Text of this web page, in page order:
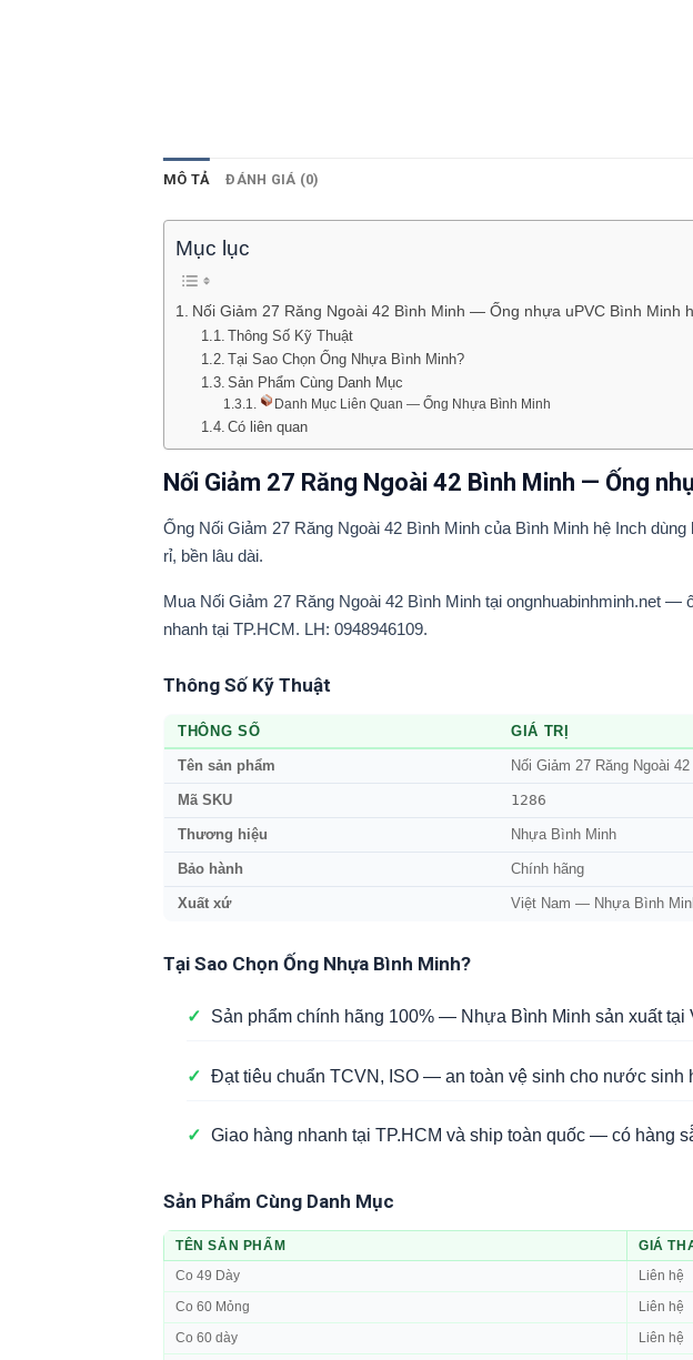
MÔ TẢ ĐÁNH GIÁ (0)
Mục lục
Nối Giảm 27 Răng Ngoài 42 Bình Minh — Ống nhựa uPVC Bình Minh
Thông Số Kỹ Thuật
Tại Sao Chọn Ống Nhựa Bình Minh?
Sản Phẩm Cùng Danh Mục
Danh Mục Liên Quan — Ống Nhựa Bình Minh
Có liên quan
Nối Giảm 27 Răng Ngoài 42 Bình Minh — Ống
Ống Nối Giảm 27 Răng Ngoài 42 Bình Minh của Bình Minh hệ Inch
rỉ, bền lâu dài.
Mua Nối Giảm 27 Răng Ngoài 42 Bình Minh tại ongnhuabinhminh.net —
nhanh tại TP.HCM. LH: 0948946109.
Thông Số Kỹ Thuật
THÔNG SỐ GIÁ TRỊ
Tên sản phẩm Nối Giảm 27 Răng Ngoài
Mã SKU 1286
Thương hiệu Nhựa Bình Minh
Bảo hành Chính hãng
Xuất xứ Việt Nam — Nhựa Bình
Tại Sao Chọn Ống Nhựa Bình Minh?
✓ Sản phẩm chính hãng 100% — Nhựa Bình Minh sản xuất
✓ Đạt tiêu chuẩn TCVN, ISO — an toàn vệ sinh cho nước sinh
✓ Giao hàng nhanh tại TP.HCM và ship toàn quốc — có hàng
Sản Phẩm Cùng Danh Mục
TÊN SẢN PHẨM GIÁ
Co 49 Dày
Liên hệ
Co 60 Mỏng Liên hệ
Co 60 dày Liên hệ